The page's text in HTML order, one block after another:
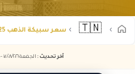
🇹🇳 سعر سبيكة الذهب 25 جرام عيار 24 في تونس
آخر تحديث : الجمعة ٠٧ /٠٨/٢٠٢٦ -